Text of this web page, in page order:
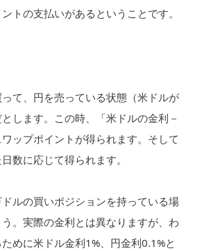
トの支払いがあるということです。
て、円を売っている状態（米ドルが
します。この時、「米ドルの金利－
ップポイントが得られます。そして
数に応じて得られます。
ルの買いポジションを持っている場
。実際の金利とは異なりますが、わ
めに米ドル金利1%、円金利0.1%と